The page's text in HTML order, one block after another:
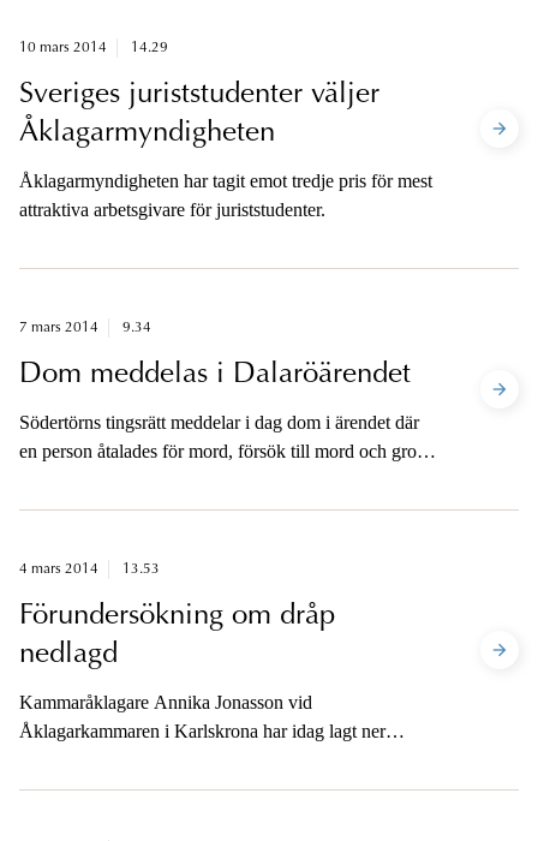
10 mars 2014 14.29
Sveriges juriststudenter väljer
Åklagarmyndigheten
Åklagarmyndigheten har tagit emot tredje pris för mest
attraktiva arbetsgivare för juriststudenter.
7 mars 2014 9.34
Dom meddelas i Dalaröärendet
Södertörns tingsrätt meddelar i dag dom i ärendet där
en person åtalades för mord, försök till mord och grov
4 mars 2014 13.53
Förundersökning om dråp
nedlagd
Kammaråklagare Annika Jonasson vid
Åklagarkammaren i Karlskrona har idag lagt ner
89-årig man vid ett servicehem i Karlshamn.